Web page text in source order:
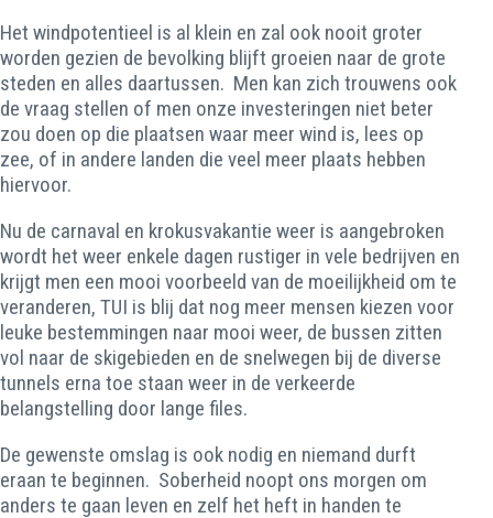
Het windpotentieel is al klein en zal ook nooit groter
worden gezien de bevolking blijft groeien naar de grote
steden en alles daartussen. Men kan zich trouwens ook
de vraag stellen of men onze investeringen niet beter
zou doen op die plaatsen waar meer wind is, lees op
zee, of in andere landen die veel meer plaats hebben
hiervoor.
Nu de carnaval en krokusvakantie weer is aangebroken
wordt het weer enkele dagen rustiger in vele bedrijven en
krijgt men een mooi voorbeeld van de moeilijkheid om te
veranderen, TUI is blij dat nog meer mensen kiezen voor
leuke bestemmingen naar mooi weer, de bussen zitten
vol naar de skigebieden en de snelwegen bij de diverse
tunnels erna toe staan weer in de verkeerde
belangstelling door lange files.
De gewenste omslag is ook nodig en niemand durft
eraan te beginnen. Soberheid noopt ons morgen om
anders te gaan leven en zelf het heft in handen te